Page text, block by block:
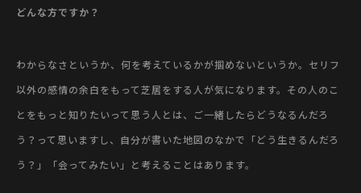
どんな方ですか？
わからなさというか、何を考えているかが掴めないというか。セリフ
以外の感情の余白をもって芝居をする人が気になります。その人のこ
とをもっと知りたいって思う人とは、ご一緒したらどうなるんだろ
う？って思いますし、自分が書いた地図のなかで「どう生きるんだろ
う？」「会ってみたい」と考えることはあります。